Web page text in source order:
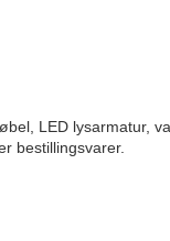
LED lysarmatur,
bestillingsvarer.